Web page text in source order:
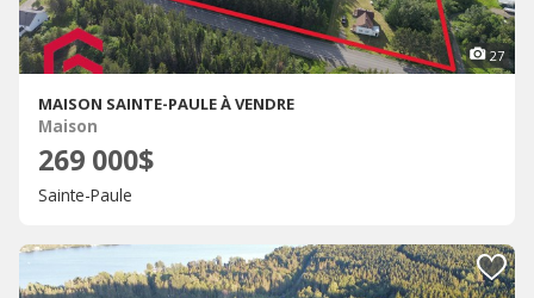
27
MAISON SAINTE-PAULE À VENDRE
Maison
269 000$
Sainte-Paule